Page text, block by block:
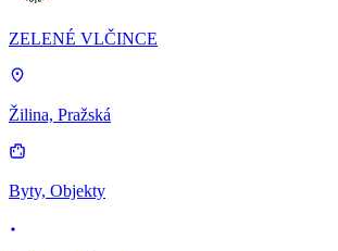
ZELENÉ VLČINCE
Žilina, Pražská
Byty, Objekty